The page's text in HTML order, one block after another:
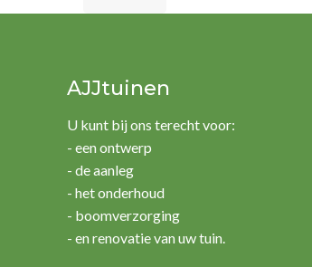
AJJtuinen
U kunt bij ons terecht voor:
- een ontwerp
- de aanleg
- het onderhoud
- boomverzorging
- en renovatie van uw tuin.